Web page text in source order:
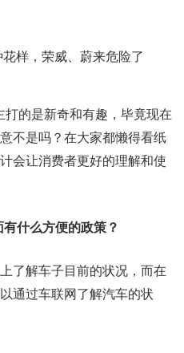
的是新奇和有趣，毕竟现在
不是吗？在大家都懒得看纸
会让消费者更好的理解和使
什么方便的政策？
了解车子目前的状况，而在
通过车联网了解汽车的状